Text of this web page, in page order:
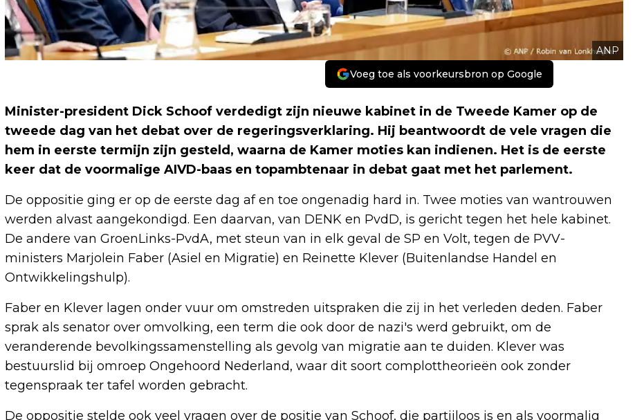
ANP
Voeg toe als voorkeursbron op Google
Minister-president Dick Schoof verdedigt zijn nieuwe kabinet in de Tweede Kamer op de
tweede dag van het debat over de regeringsverklaring. Hij beantwoordt de vele vragen die
hem in eerste termijn zijn gesteld, waarna de Kamer moties kan indienen. Het is de eerste
keer dat de voormalige AIVD-baas en topambtenaar in debat gaat met het parlement.
De oppositie ging er op de eerste dag af en toe ongenadig hard in. Twee moties van wantrouwen
werden alvast aangekondigd. Een daarvan, van DENK en PvdD, is gericht tegen het hele kabinet.
De andere van GroenLinks-PvdA, met steun van in elk geval de SP en Volt, tegen de PVV-
ministers Marjolein Faber (Asiel en Migratie) en Reinette Klever (Buitenlandse Handel en
Ontwikkelingshulp).
Faber en Klever lagen onder vuur om omstreden uitspraken die zij in het verleden deden. Faber
sprak als senator over omvolking, een term die ook door de nazi's werd gebruikt, om de
veranderende bevolkingssamenstelling als gevolg van migratie aan te duiden. Klever was
bestuurslid bij omroep Ongehoord Nederland, waar dit soort complottheorieën ook zonder
tegenspraak ter tafel worden gebracht.
De oppositie stelde ook veel vragen over de positie van Schoof, die partijloos is en als voormalig